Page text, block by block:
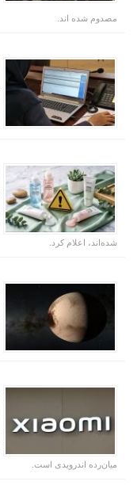
مصدوم شده اند.
شده‌اند، اعلام کرد.
میان‌رده اندرویدی است.